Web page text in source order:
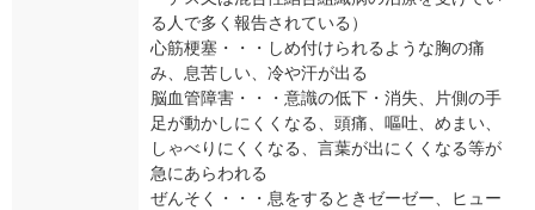
る人で多く報告されている）
心筋梗塞・・・しめ付けられるような胸の痛
み、息苦しい、冷や汗が出る
脳血管障害・・・意識の低下・消失、片側の手
足が動かしにくくなる、頭痛、嘔吐、めまい、
しゃべりにくくなる、言葉が出にくくなる等が
急にあらわれる
ぜんそく・・・息をするときゼーゼー、ヒュー